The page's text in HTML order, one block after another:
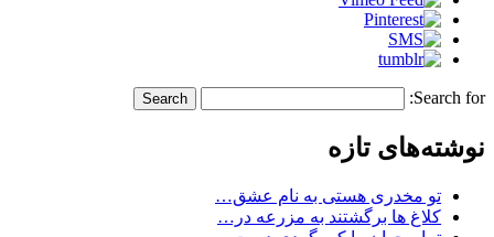
Search for:
نوشته‌های تازه
تو مخدری هستی به نام عشق…
کلاغ ها برگشتند به مزرعه در…